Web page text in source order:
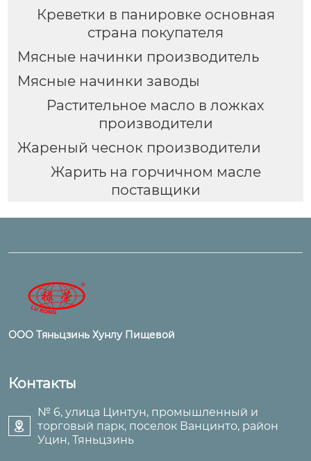
Креветки в панировке основная
страна покупателя
Мясные начинки производитель
Мясные начинки заводы
Растительное масло в ложках
производители
Жареный чеснок производители
Жарить на горчичном масле
поставщики
ООО Тяньцзинь Хунлу Пищевой
Контакты

№ 6, улица Цинтун, промышленный и
торговый парк, поселок Ванцинто, район
Уцин, Тяньцзинь